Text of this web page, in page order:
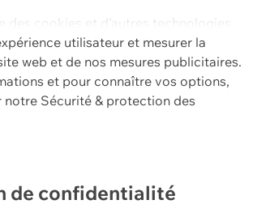
des cookies et d'autres technologies
utilisateur et mesurer la
web et de nos mesures publicitaires.
et pour connaître vos options,
notre Sécurité & protection des
de confidentialité